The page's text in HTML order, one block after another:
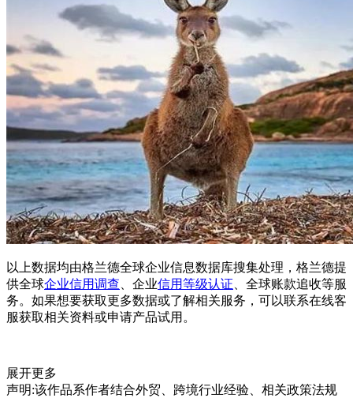
以上数据均由格兰德全球企业信息数据库搜集处理，格兰德提
供全球企业信用调查 、企业信用等级认证 、全球账款追收等服
务。如果想要获取更多数据或了解相关服务，可以联系在线客
服获取相关资料或申请产品试用。
展开更多
声明:该作品系作者结合外贸、跨境行业经验、相关政策法规